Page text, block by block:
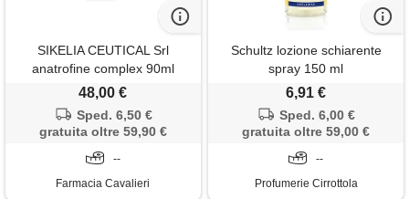
SIKELIA CEUTICAL Srl
anatrofine complex 90ml
48,00 €
Sped. 6,50 €
gratuita oltre 59,90 €
--
Farmacia Cavalieri
Schultz lozione schiarente
spray 150 ml
6,91 €
Sped. 6,00 €
gratuita oltre 59,00 €
--
Profumerie Cirrottola